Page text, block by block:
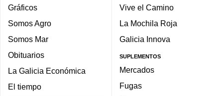
Gráficos
Somos Agro
Somos Mar
Obituarios
La Galicia Económica
El tiempo
Vive el Camino
La Mochila Roja
Galicia Innova
SUPLEMENTOS
Mercados
Fugas